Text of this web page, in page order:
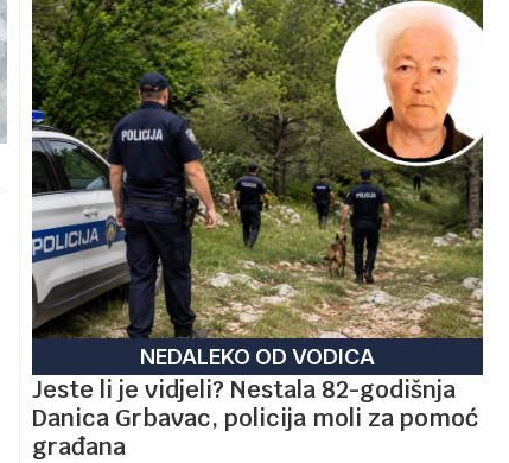
NEDALEKO OD VODICA
Jeste li je vidjeli? Nestala 82-godišnja
Danica Grbavac, policija moli za pomoć
građana